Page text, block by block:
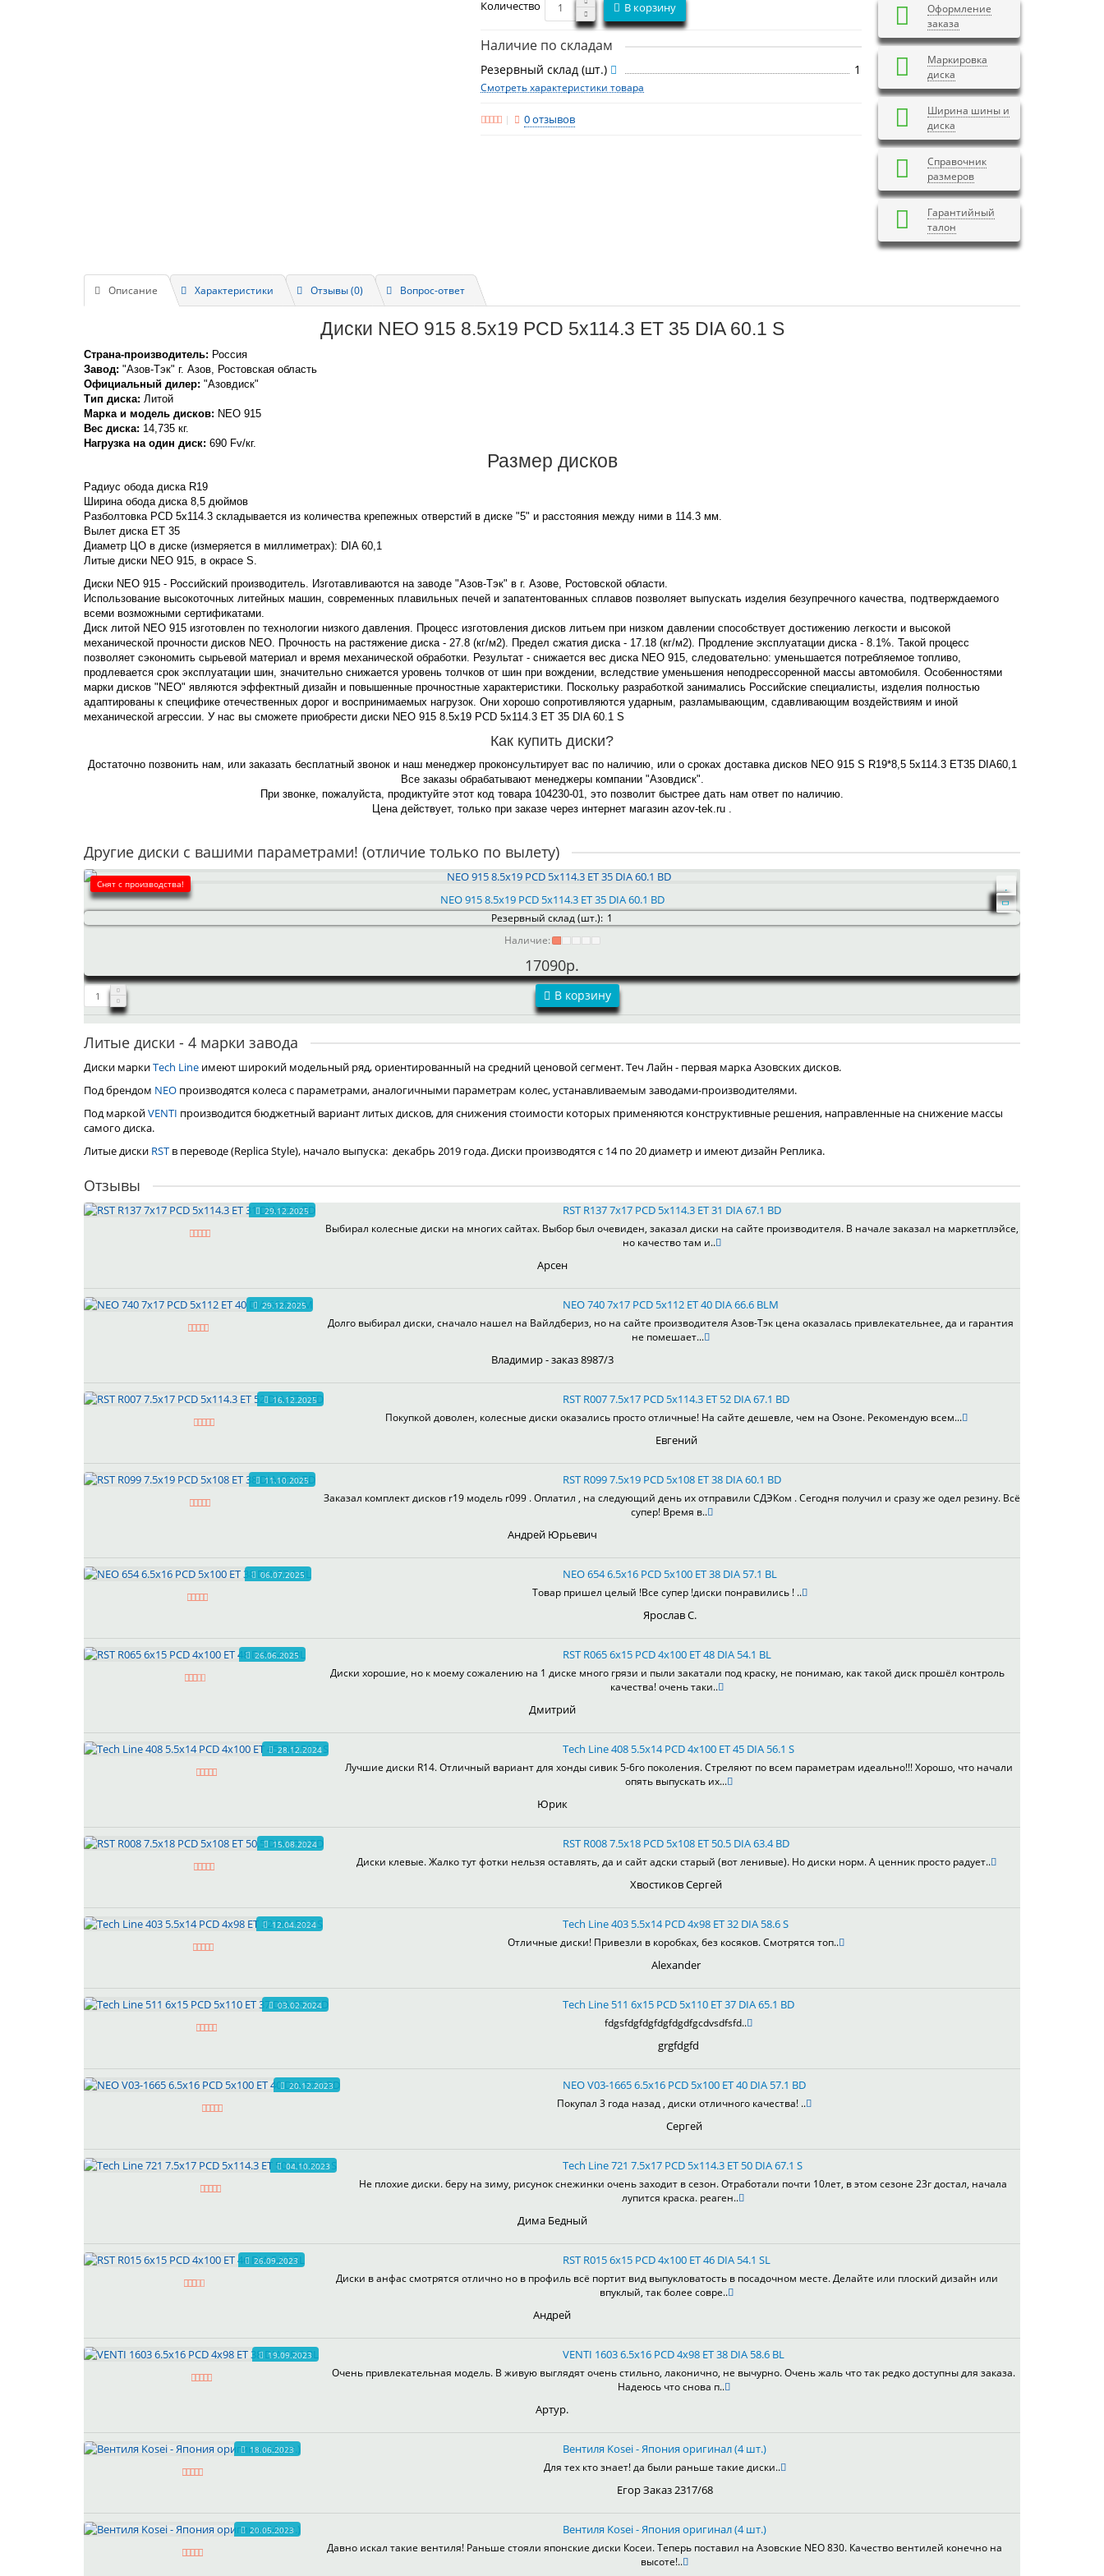
Количество В корзину
Наличие по складам
Резервный склад (шт.) 1
Смотреть характеристики товара
0 отзывов
Оформление
заказа
Маркировка
диска
Ширина шины и
диска
Справочник
размеров
Гарантийный
талон
Описание Характеристики Отзывы (0) Вопрос-ответ
Диски NEO 915 8.5x19 PCD 5x114.3 ET 35 DIA 60.1 S
Страна-производитель: Россия
Завод: "Азов-Тэк" г. Азов, Ростовская область
Официальный дилер: "Азовдиск"
Тип диска: Литой
Марка и модель дисков: NEO 915
Вес диска: 14,735 кг.
Нагрузка на один диск: 690 Fv/кг.
Размер дисков
Радиус обода диска R19
Ширина обода диска 8,5 дюймов
Разболтовка PCD 5x114.3 складывается из количества крепежных отверстий в диске "5" и расстояния между ними в 114.3 мм.
Вылет диска ET 35
Диаметр ЦО в диске (измеряется в миллиметрах): DIA 60,1
Литые диски NEO 915, в окрасе S.
Диски NEO 915 - Российский производитель. Изготавливаются на заводе "Азов-Тэк" в г. Азове, Ростовской области.
Использование высокоточных литейных машин, современных плавильных печей и запатентованных сплавов позволяет выпускать изделия безупречного качества, подтверждаемого
всеми возможными сертификатами.
Диск литой NEO 915 изготовлен по технологии низкого давления. Процесс изготовления дисков литьем при низком давлении способствует достижению легкости и высокой
механической прочности дисков NEO. Прочность на растяжение диска - 27.8 (кг/м2). Предел сжатия диска - 17.18 (кг/м2). Продление эксплуатации диска - 8.1%. Такой процесс
позволяет сэкономить сырьевой материал и время механической обработки. Результат - снижается вес диска NEO 915, следовательно: уменьшается потребляемое топливо,
продлевается срок эксплуатации шин, значительно снижается уровень толчков от шин при вождении, вследствие уменьшения неподрессоренной массы автомобиля. Особенностями
марки дисков "NEO" являются эффектный дизайн и повышенные прочностные характеристики. Поскольку разработкой занимались Российские специалисты, изделия полностью
адаптированы к специфике отечественных дорог и воспринимаемых нагрузок. Они хорошо сопротивляются ударным, разламывающим, сдавливающим воздействиям и иной
механической агрессии. У нас вы сможете приобрести диски NEO 915 8.5x19 PCD 5x114.3 ET 35 DIA 60.1 S
Как купить диски?
Достаточно позвонить нам, или заказать бесплатный звонок и наш менеджер проконсультирует вас по наличию, или о сроках доставка дисков NEO 915 S R19*8,5 5x114.3 ET35 DIA60,1
Все заказы обрабатывают менеджеры компании "Азовдиск".
При звонке, пожалуйста, продиктуйте этот код товара 104230-01, это позволит быстрее дать нам ответ по наличию.
Цена действует, только при заказе через интернет магазин azov-tek.ru .
Другие диски с вашими параметрами! (отличие только по вылету)
Снят с производства!
NEO 915 8.5x19 PCD 5x114.3 ET 35 DIA 60.1 BD
Резервный склад (шт.): 1
Наличие:
17090р.
В корзину
Литые диски - 4 марки завода
Диски маркиTech Line имеют широкий модельный ряд, ориентированный на средний ценовой сегмент. Теч Лайн - первая марка Азовских дисков.
Под брендом NEO производятся колеса с параметрами, аналогичными параметрам колес, устанавливаемым заводами-производителями.
Под маркойVENTI производится бюджетный вариант литых дисков, для снижения стоимости которых применяются конструктивные решения, направленные на снижение массы
самого диска.
Литые диски RST в переводе (Replica Style), начало выпуска: декабрь 2019 года. Диски производятся с 14 по 20 диаметр и имеют дизайн Реплика.
Отзывы
29.12.2025 RST R137 7x17 PCD 5x114.3 ET 31 DIA 67.1 BD
Выбирал колесные диски на многих сайтах. Выбор был очевиден, заказал диски на сайте производителя. В начале заказал на маркетплэйсе,
но качество там и..
Арсен
29.12.2025 NEO 740 7x17 PCD 5x112 ET 40 DIA 66.6 BLM
Долго выбирал диски, сначало нашел на Вайлдбериз, но на сайте производителя Азов-Тэк цена оказалась привлекательнее, да и гарантия
не помешает...
Владимир - заказ 8987/3
16.12.2025 RST R007 7.5x17 PCD 5x114.3 ET 52 DIA 67.1 BD
Покупкой доволен, колесные диски оказались просто отличные! На сайте дешевле, чем на Озоне. Рекомендую всем...
Евгений
11.10.2025 RST R099 7.5x19 PCD 5x108 ET 38 DIA 60.1 BD
Заказал комплект дисков r19 модель r099 . Оплатил , на следующий день их отправили СДЭКом . Сегодня получил и сразу же одел резину. Всё
супер! Время в..
Андрей Юрьевич
06.07.2025 NEO 654 6.5x16 PCD 5x100 ET 38 DIA 57.1 BL
Товар пришел целый !Все супер !диски понравились ! ..
Ярослав С.
26.06.2025 RST R065 6x15 PCD 4x100 ET 48 DIA 54.1 BL
Диски хорошие, но к моему сожалению на 1 диске много грязи и пыли закатали под краску, не понимаю, как такой диск прошёл контроль
качества! очень таки..
Дмитрий
28.12.2024 Tech Line 408 5.5x14 PCD 4x100 ET 45 DIA 56.1 S
Лучшие диски R14. Отличный вариант для хонды сивик 5-6го поколения. Стреляют по всем параметрам идеально!!! Хорошо, что начали
опять выпускать их...
Юрик
15.08.2024 RST R008 7.5x18 PCD 5x108 ET 50.5 DIA 63.4 BD
Диски клевые. Жалко тут фотки нельзя оставлять, да и сайт адски старый (вот ленивые). Но диски норм. А ценник просто радует..
Хвостиков Сергей
12.04.2024 Tech Line 403 5.5x14 PCD 4x98 ET 32 DIA 58.6 S
Отличные диски! Привезли в коробках, без косяков. Смотрятся топ..
Alexander
03.02.2024 Tech Line 511 6x15 PCD 5x110 ET 37 DIA 65.1 BD
fdgsfdgfdgfdgfdgdfgcdvsdfsfd..
grgfdgfd
20.12.2023 NEO V03-1665 6.5x16 PCD 5x100 ET 40 DIA 57.1 BD
Покупал 3 года назад , диски отличного качества! ..
Сергей
04.10.2023 Tech Line 721 7.5x17 PCD 5x114.3 ET 50 DIA 67.1 S
Не плохие диски. беру на зиму, рисунок снежинки очень заходит в сезон. Отработали почти 10лет, в этом сезоне 23г достал, начала
лупится краска. реаген..
Дима Бедный
26.09.2023 RST R015 6x15 PCD 4x100 ET 46 DIA 54.1 SL
Диски в анфас смотрятся отлично но в профиль всё портит вид выпукловатость в посадочном месте. Делайте или плоский дизайн или
впуклый, так более совре..
Андрей
19.09.2023 VENTI 1603 6.5x16 PCD 4x98 ET 38 DIA 58.6 BL
Очень привлекательная модель. В живую выглядят очень стильно, лаконично, не вычурно. Очень жаль что так редко доступны для заказа.
Надеюсь что снова п..
Артур.
18.06.2023 Вентиля Kosei - Япония оригинал (4 шт.)
Для тех кто знает! да были раньше такие диски..
Егор Заказ 2317/68
20.05.2023 Вентиля Kosei - Япония оригинал (4 шт.)
Давно искал такие вентиля! Раньше стояли японские диски Косеи. Теперь поставил на Азовские NEO 830. Качество вентилей конечно на
высоте!..